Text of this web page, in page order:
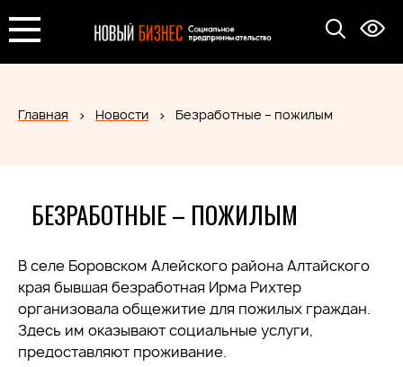
Главная Новости Безработные – пожилым
БЕЗРАБОТНЫЕ – ПОЖИЛЫМ
В селе Боровском Алейского района Алтайского
края бывшая безработная Ирма Рихтер
организовала общежитие для пожилых граждан.
Здесь им оказывают социальные услуги,
предоставляют проживание.